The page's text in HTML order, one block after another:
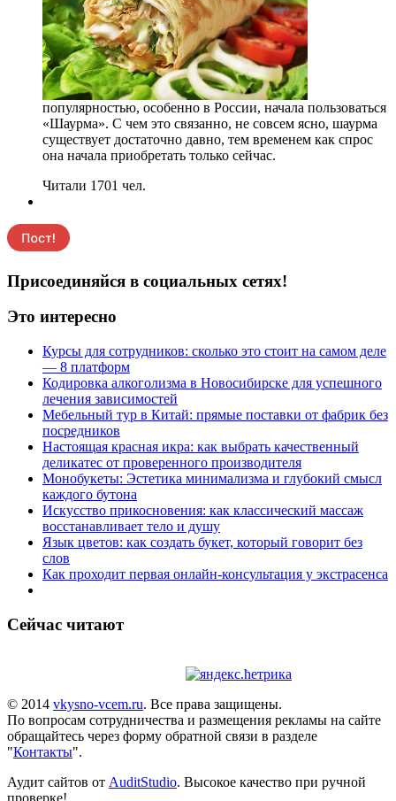
популярностью, особенно в России, начала пользоваться
«Шаурма». С чем это связанно, не совсем ясно, шаурма
существует достаточно давно, тем временем как спрос
она начала приобретать только сейчас.
Читали 1701 чел.
Присоединяйся в социальных сетях!
Это интересно
Курсы для сотрудников: сколько это стоит на самом деле
— 8 платформ
Кодировка алкоголизма в Новосибирске для успешного
лечения зависимостей
Мебельный тур в Китай: прямые поставки от фабрик без
посредников
Настоящая красная икра: как выбрать качественный
деликатес от проверенного производителя
Монобукеты: Эстетика минимализма и глубокий смысл
каждого бутона
Искусство прикосновения: как классический массаж
восстанавливает тело и душу
Язык цветов: как создать букет, который говорит без
слов
Как проходит первая онлайн-консультация у экстрасенса
Сейчас читают
© 2014 vkysno-vcem.ru. Все права защищены.
По вопросам сотрудничества и размещения рекламы на сайте
обращайтесь через форму обратной связи в разделе
"Контакты".
Аудит сайтов от AuditStudio. Высокое качество при ручной
проверке!